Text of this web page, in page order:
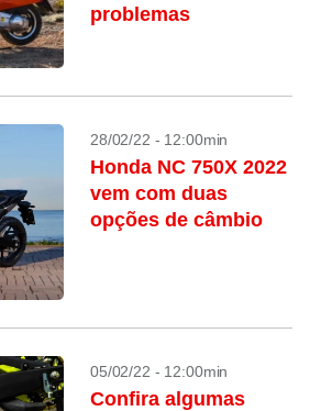
problemas
28/02/22 - 12:00min
Honda NC 750X 2022
vem com duas
opções de câmbio
05/02/22 - 12:00min
Confira algumas